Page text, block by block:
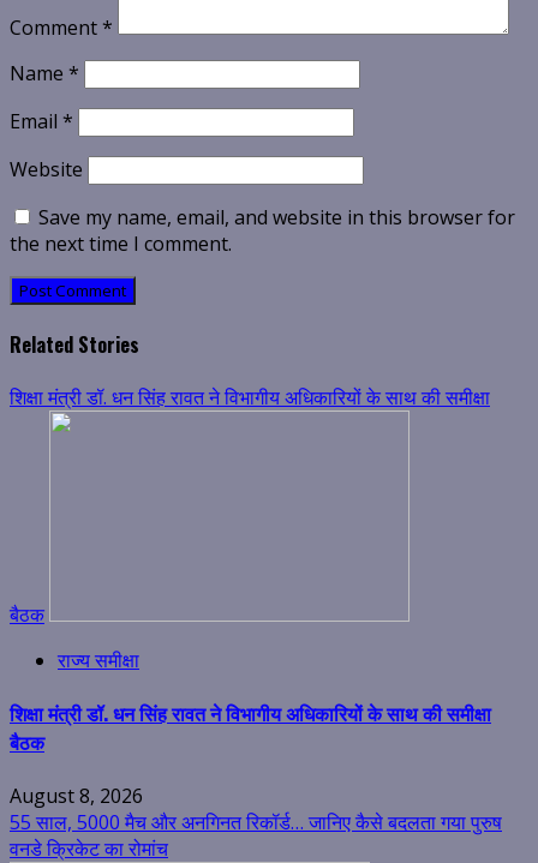
Comment*
Name *
Email *
Website
Save my name, email, and website in this browser for
the next time I comment.
Related Stories
शिक्षा मंत्री डॉ. धन सिंह रावत ने विभागीय अधिकारियों के साथ की समीक्षा
बैठक
राज्य समीक्षा
शिक्षा मंत्री डॉ. धन सिंह रावत ने विभागीय अधिकारियों के साथ की समीक्षा
बैठक
August 8, 2026
55 साल, 5000 मैच और अनगिनत रिकॉर्ड… जानिए कैसे बदलता गया पुरुष
वनडे क्रिकेट का रोमांच